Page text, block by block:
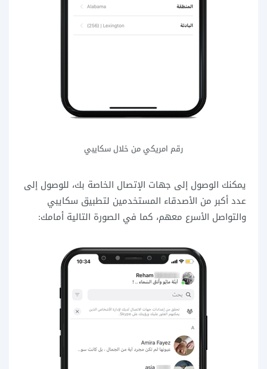
رقم امريكي من خلال سكايبي
يمكنك الوصول إلى جهات الإتصال الخاصة بك، للوصول إلى
عدد أكبر من الأصدقاء المستخدمين لتطبيق سكايبي
والتواصل الأسرع معهم، كما في الصورة التالية أمامك: